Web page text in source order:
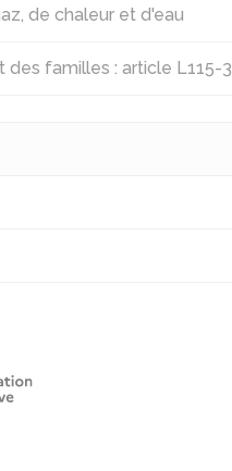
de chaleur et d'eau
familles : article L115-3